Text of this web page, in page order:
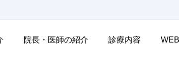
院長・医師の紹介 診療内容